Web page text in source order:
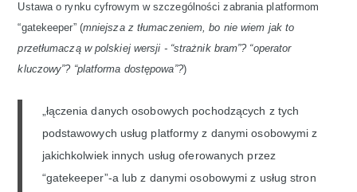
Ustawa o rynku cyfrowym w szczególności zabrania platformom
“gatekeeper” (mniejsza z tłumaczeniem, bo nie wiem jak to
przetłumaczą w polskiej wersji - “strażnik bram”? “operator
kluczowy”? “platforma dostępowa”?)
„łączenia danych osobowych pochodzących z tych
podstawowych usług platformy z danymi osobowymi z
jakichkolwiek innych usług oferowanych przez
“gatekeeper”-a lub z danymi osobowymi z usług stron